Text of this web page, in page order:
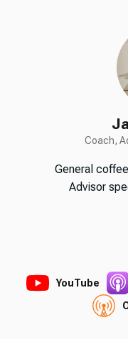
Coach,
General
Advisor
YouTube